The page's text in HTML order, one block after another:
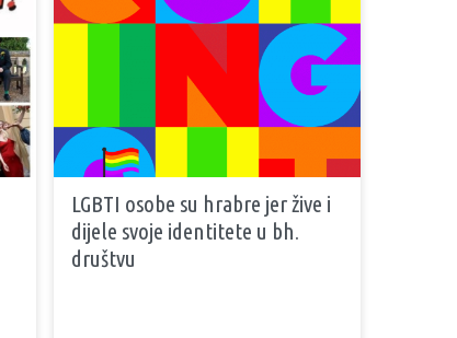
LGBTI osobe su hrabre jer žive i
dijele svoje identitete u bh.
društvu